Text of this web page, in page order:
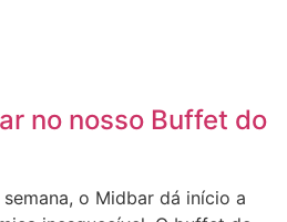
no nosso Buffet do
o Midbar dá início a